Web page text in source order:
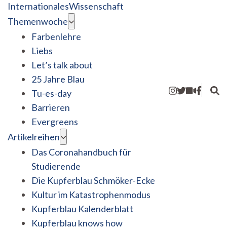
InternationalesWissenschaft
Themenwoche
Farbenlehre
Liebs
Let’s talk about
25 Jahre Blau
Tu-es-day
Barrieren
Evergreens
Artikelreihen
Das Coronahandbuch für
Studierende
Die Kupferblau Schmöker-Ecke
Kultur im Katastrophenmodus
Kupferblau Kalenderblatt
Kupferblau knows how